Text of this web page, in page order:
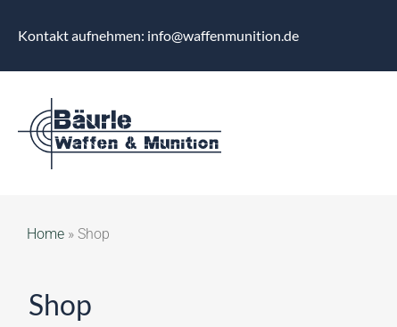
Kontakt aufnehmen: info@waffenmunition.de
Home » Shop
Shop